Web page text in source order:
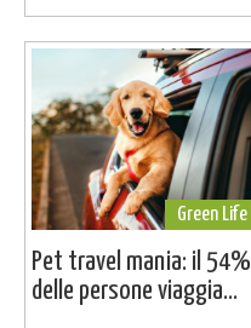
Green Life
Pet travel mania: il 54%
delle persone viaggia...